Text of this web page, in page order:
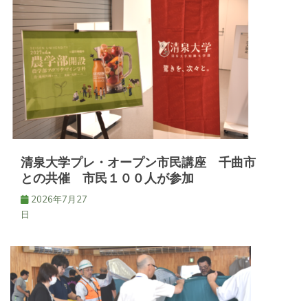
清泉大学プレ・オープン市民講座 千曲市
との共催 市民１００人が参加
2026年7月27
日